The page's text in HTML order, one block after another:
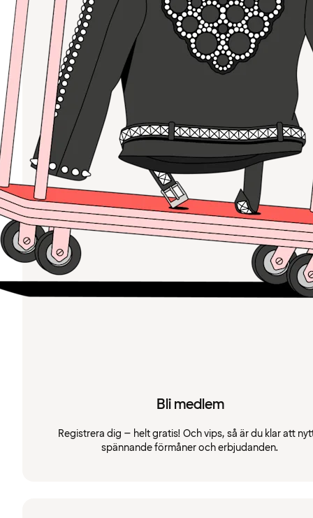
Bli medlem
Registrera dig – helt gratis! Och vips, så är du klar att
spännande förmåner och erbjudanden.